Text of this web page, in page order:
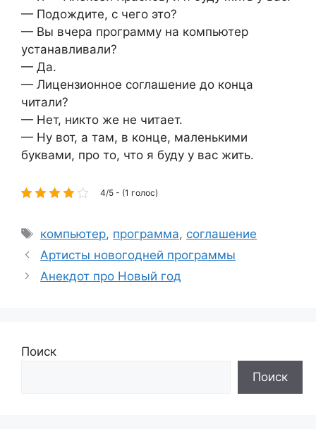
— Подождите, с чего это?
— Вы вчера программу на компьютер
устанавливали?
— Да.
— Лицензионное соглашение до конца
читали?
— Нет, никто же не читает.
— Ну вот, а там, в конце, маленькими
буквами, про то, что я буду у вас жить.
4/5 - (1 голос)
Метки
компьютер, программа, соглашение
Артисты новогодней программы
Анекдот про Новый год
Поиск
Поиск